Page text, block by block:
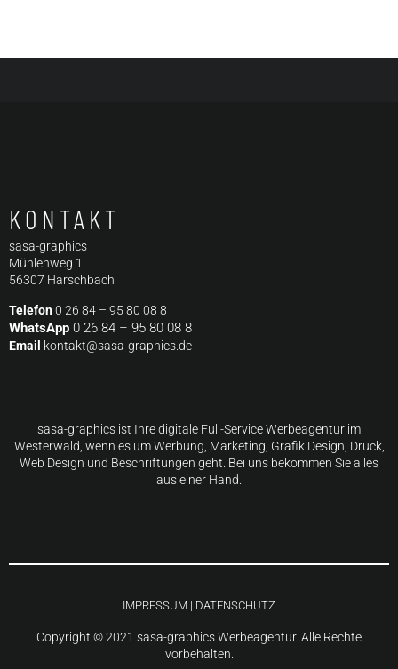
KONTAKT
sasa-graphics
Mühlenweg 1
56307 Harschbach
Telefon0 26 84 – 95 80 08 8
WhatsApp 0 26 84 – 95 80 08 8
Email kontakt@sasa-graphics.de
sasa-graphics ist Ihre digitale Full-Service Werbeagentur im
Westerwald, wenn es um Werbung, Marketing, Grafik Design, Druck,
Web Design und Beschriftungen geht. Bei uns bekommen Sie alles
aus einer Hand.
IMPRESSUM | DATENSCHUTZ
Copyright © 2021 sasa-graphics Werbeagentur. Alle Rechte
vorbehalten.